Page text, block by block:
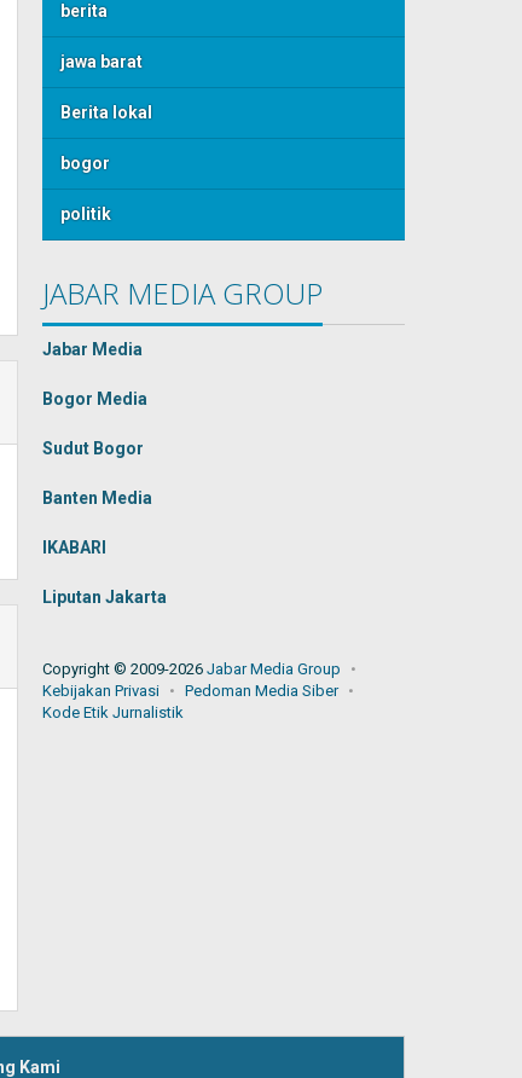
berita
jawa barat
Berita lokal
bogor
politik
JABAR MEDIA GROUP
Jabar Media
Bogor Media
Sudut Bogor
Banten Media
IKABARI
Liputan Jakarta
Copyright © 2009-2026Jabar Media Group
Kebijakan Privasi
Pedoman Media Siber
Kode Etik Jurnalistik
Kami